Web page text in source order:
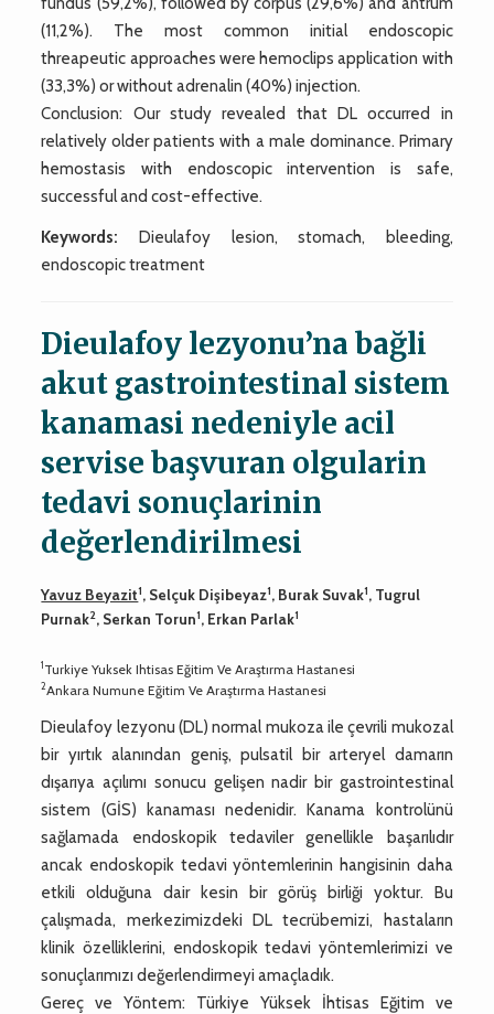
(11,2%). The most common initial endoscopic
threapeutic approaches were hemoclips application with
(33,3%) or without adrenalin (40%) injection.
Conclusion: Our study revealed that DL occurred in
relatively older patients with a male dominance. Primary
hemostasis with endoscopic intervention is safe,
successful and cost-effective.
Keywords: Dieulafoy lesion, stomach, bleeding,
endoscopic treatment
Dieulafoy lezyonu’na bağli
akut gastrointestinal sistem
kanamasi nedeniyle acil
servise başvuran olgularin
tedavi sonuçlarinin
değerlendirilmesi
Yavuz Beyazit1, Selçuk Dişibeyaz1, Burak Suvak1, Tugrul
Purnak2, Serkan Torun1, Erkan Parlak1
1Turkiye Yuksek Ihtisas Eğitim Ve Araştırma Hastanesi
2Ankara Numune Eğitim Ve Araştırma Hastanesi
Dieulafoy lezyonu (DL) normal mukoza ile çevrili mukozal
bir yırtık alanından geniş, pulsatil bir arteryel damarın
dışarıya açılımı sonucu gelişen nadir bir gastrointestinal
sistem (GİS) kanaması nedenidir. Kanama kontrolünü
sağlamada endoskopik tedaviler genellikle başarılıdır
ancak endoskopik tedavi yöntemlerinin hangisinin daha
etkili olduğuna dair kesin bir görüş birliği yoktur. Bu
çalışmada, merkezimizdeki DL tecrübemizi, hastaların
klinik özelliklerini, endoskopik tedavi yöntemlerimizi ve
sonuçlarımızı değerlendirmeyi amaçladık.
Gereç ve Yöntem: Türkiye Yüksek İhtisas Eğitim ve